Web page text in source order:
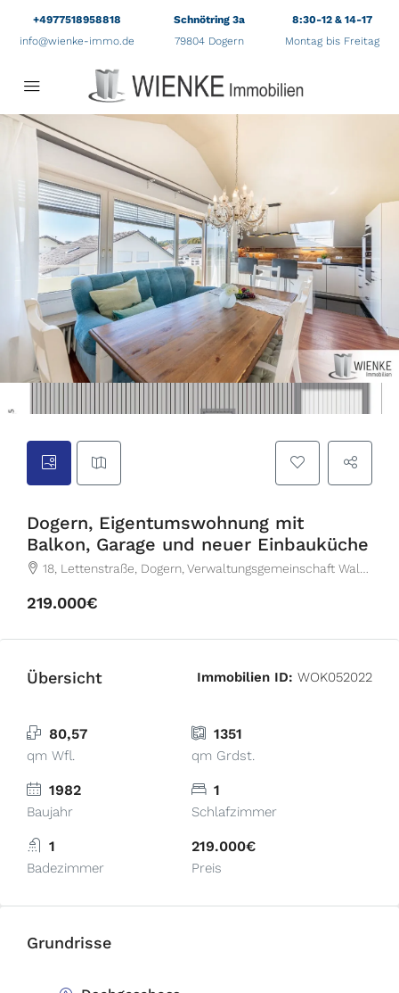
+4977518958818
info@wienke-immo.de
Schnötring 3a
79804 Dogern
8:30-12 & 14-17
Montag bis Freitag
Dogern, Eigentumswohnung mit
Balkon, Garage und neuer Einbauküche
18, Lettenstraße, Dogern, Verwaltungsgemeinschaft Waldshut-Tiengen, Landkreis Waldshut, Baden-Württemberg, 79804, Deutschland
219.000€
Übersicht Immobilien ID: WOK052022
80,57
qm Wfl.
1351
qm Grdst.
1982
Baujahr
1
Schlafzimmer
1
Badezimmer
219.000€
Preis
Grundrisse